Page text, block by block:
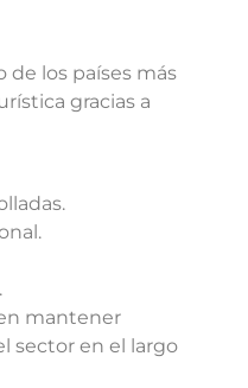
de los países más
gracias a
mantener
sector en el largo